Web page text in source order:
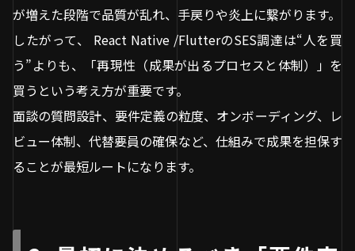
が増えた段階で品質が乱れ、手戻りや炎上に繋がります。
したがって、 React Native /FlutterのSES調達は“人を買
う”よりも、「再現性（成果が出るプロセスと体制）」を
買うという考え方が重要です。
面談の質問設計、要件定義の粒度、オンボーディング、レ
ビュー体制、代替要員の確保など、仕組みで成果を担保す
ることが最短ルートになります。